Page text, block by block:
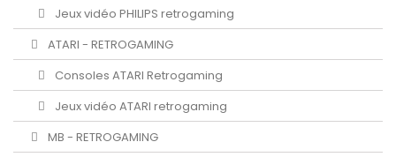
Jeux vidéo PHILIPS retrogaming
ATARI - RETROGAMING
Consoles ATARI Retrogaming
Jeux vidéo ATARI retrogaming
MB - RETROGAMING